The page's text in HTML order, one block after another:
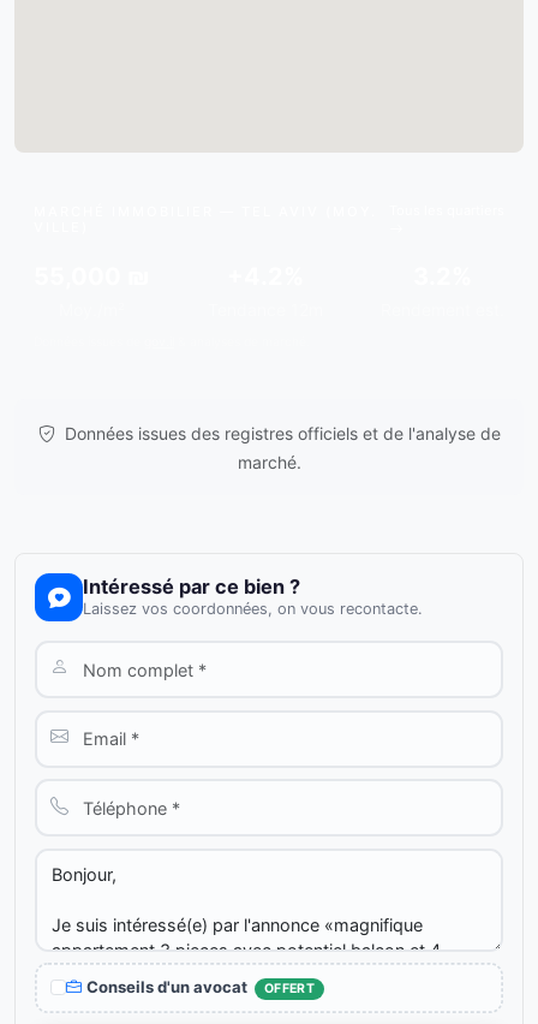
Données issues des registres officiels et de l'analyse de
marché.
Intéressé par ce bien ?
Laissez vos coordonnées, on vous recontacte.
Conseils d'un avocat OFFERT